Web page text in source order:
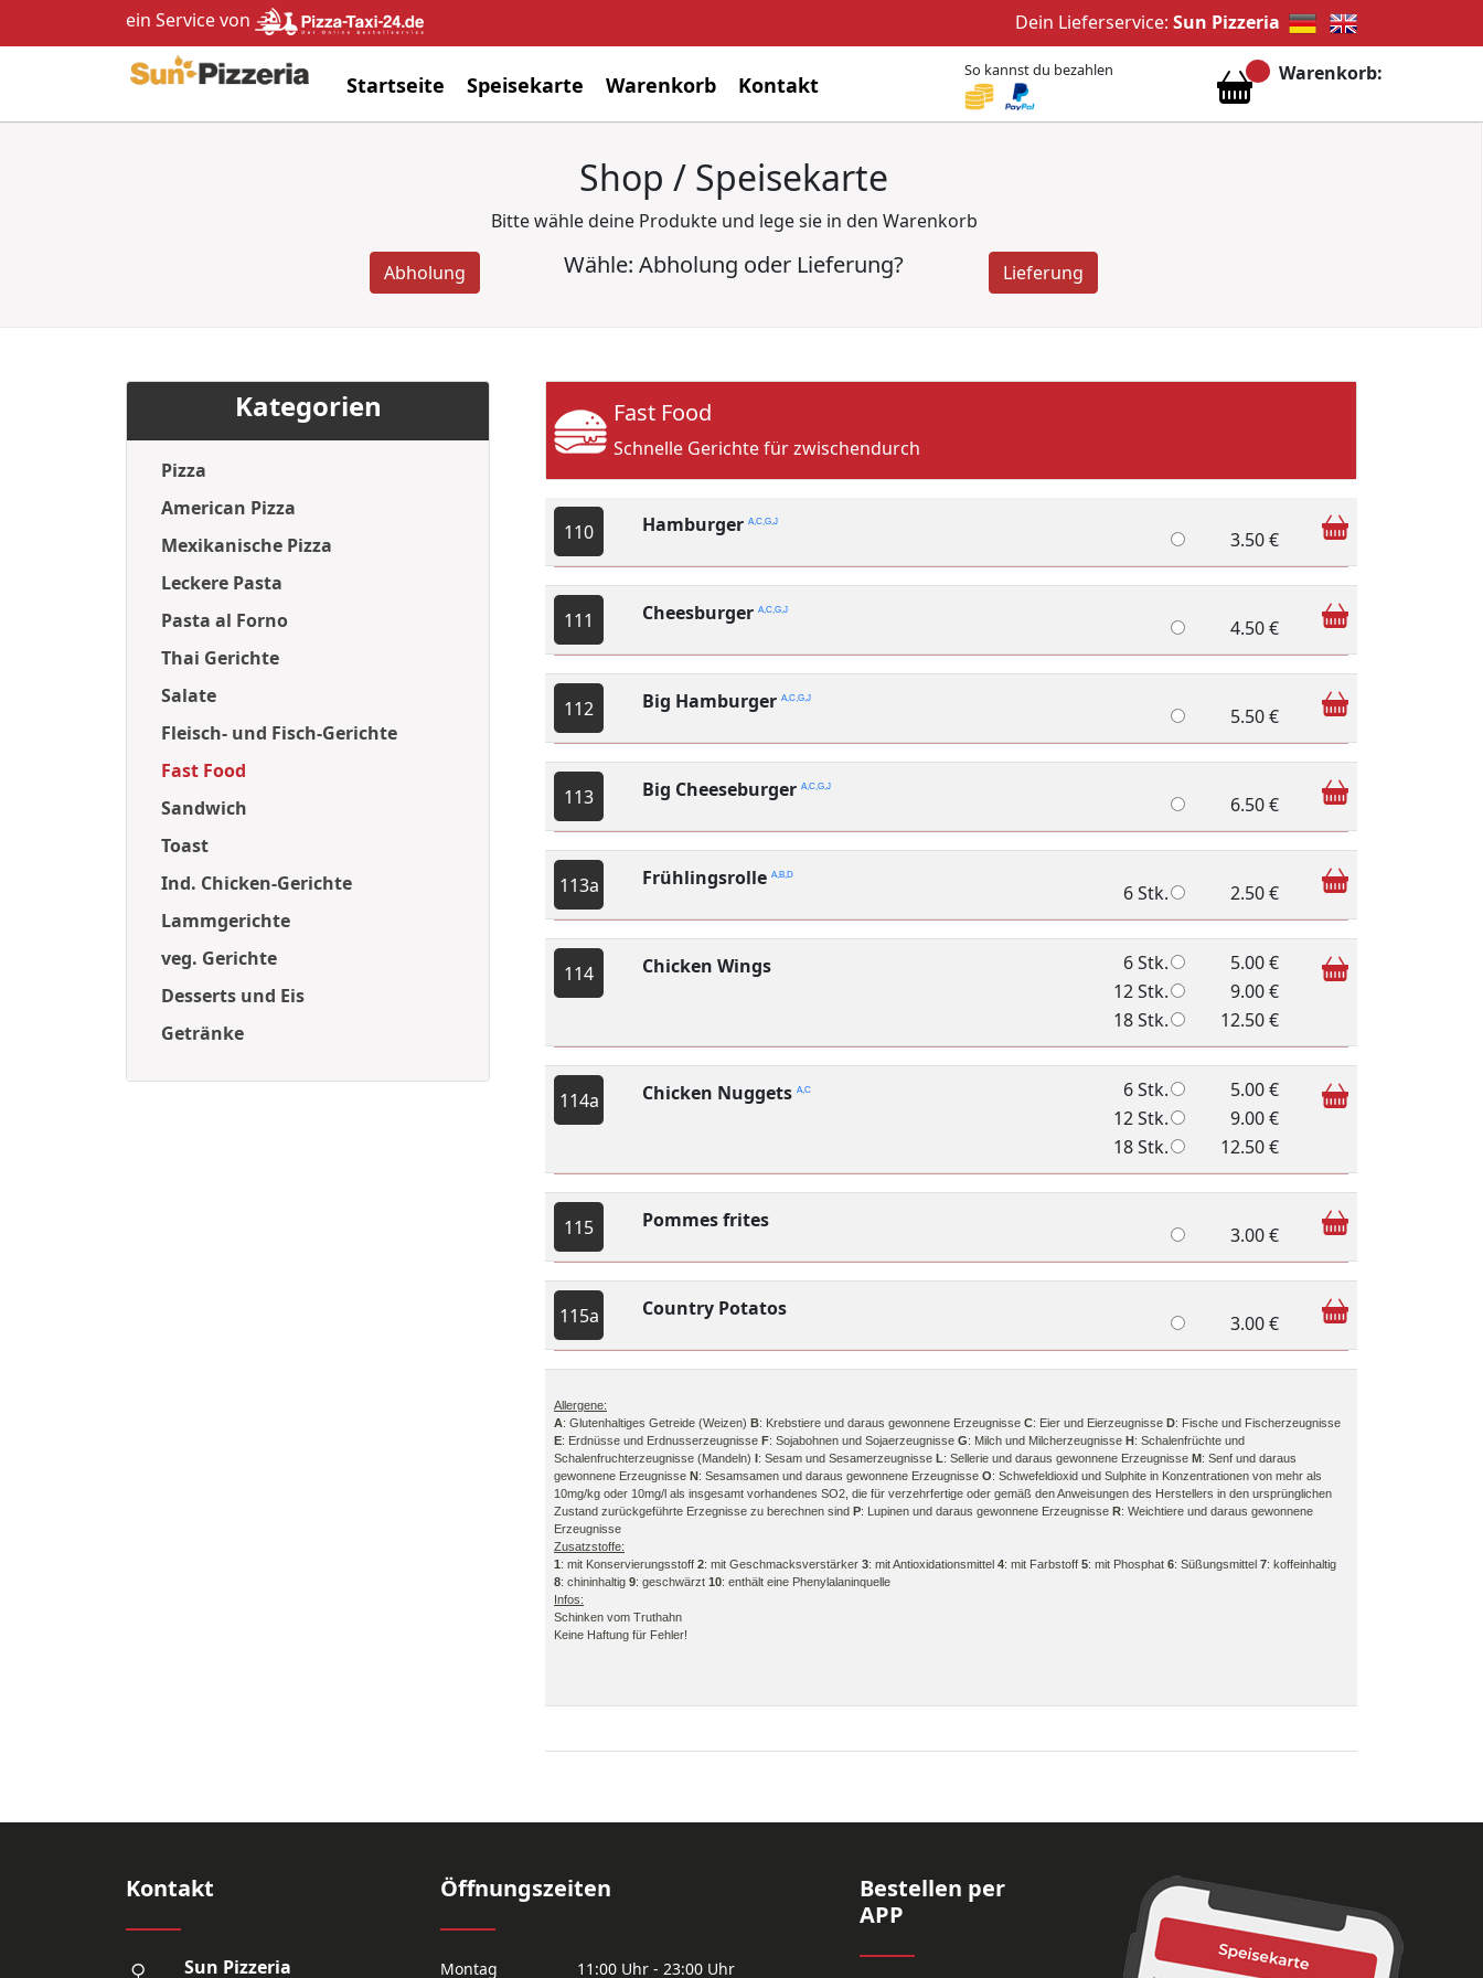
ein Service von Dein Lieferservice: Sun Pizzeria
Startseite Speisekarte Warenkorb Kontakt
So kannst du bezahlen Warenkorb:
Shop / Speisekarte
Bitte wähle deine Produkte und lege sie in den Warenkorb
Abholung Wähle: Abholung oder Lieferung? Lieferung
Kategorien
Pizza
American Pizza
Mexikanische Pizza
Leckere Pasta
Pasta al Forno
Thai Gerichte
Salate
Fleisch- und Fisch-Gerichte
Fast Food
Sandwich
Toast
Ind. Chicken-Gerichte
Lammgerichte
veg. Gerichte
Desserts und Eis
Getränke
Fast Food
Schnelle Gerichte für zwischendurch
110 Hamburger A,C,G,J
3.50 €
111 Cheesburger A,C,G,J
4.50 €
112 Big Hamburger A,C,G,J
5.50 €
113 Big Cheeseburger A,C,G,J
6.50 €
113a Frühlingsrolle A,B,D
6 Stk. 2.50 €
114 Chicken Wings 6 Stk.
5.00 €
12 Stk.
9.00 €
18 Stk.
12.50 €
114a Chicken Nuggets A,C 6 Stk.
5.00 €
12 Stk.
9.00 €
18 Stk.
12.50 €
115 Pommes frites
3.00 €
115a Country Potatos
3.00 €
Allergene:
A: Glutenhaltiges Getreide (Weizen) B: Krebstiere und daraus gewonnene Erzeugnisse C: Eier und Eierzeugnisse D: Fische und Fischerzeugnisse
E: Erdnüsse und Erdnusserzeugnisse F: Sojabohnen und Sojaerzeugnisse G: Milch und Milcherzeugnisse H: Schalenfrüchte und
Schalenfruchterzeugnisse (Mandeln) I: Sesam und Sesamerzeugnisse L: Sellerie und daraus gewonnene Erzeugnisse M: Senf und daraus
gewonnene Erzeugnisse N: Sesamsamen und daraus gewonnene Erzeugnisse O: Schwefeldioxid und Sulphite in Konzentrationen von mehr als
10mg/kg oder 10mg/l als insgesamt vorhandenes SO2, die für verzehrfertige oder gemäß den Anweisungen des Herstellers in den ursprünglichen
Zustand zurückgeführte Erzegnisse zu berechnen sind P: Lupinen und daraus gewonnene Erzeugnisse R: Weichtiere und daraus gewonnene
Erzeugnisse
Zusatzstoffe:
1: mit Konservierungsstoff 2: mit Geschmacksverstärker 3: mit Antioxidationsmittel 4: mit Farbstoff 5: mit Phosphat 6: Süßungsmittel 7: koffeinhaltig
8: chininhaltig 9: geschwärzt 10: enthält eine Phenylalaninquelle
Infos:
Schinken vom Truthahn
Keine Haftung für Fehler!
Kontakt
Sun Pizzeria
Öffnungszeiten
Montag 11:00 Uhr - 23:00 Uhr
Bestellen per
APP